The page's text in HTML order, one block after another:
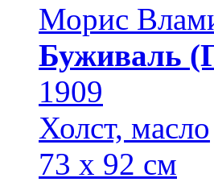
Морис
Буживаль
1909
Холст, масло
73 х 92 см